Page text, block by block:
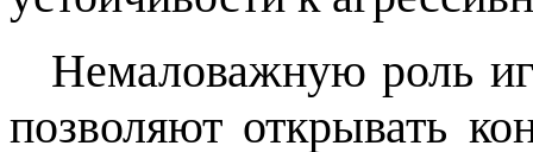
Немаловажную роль
позволяют открывать